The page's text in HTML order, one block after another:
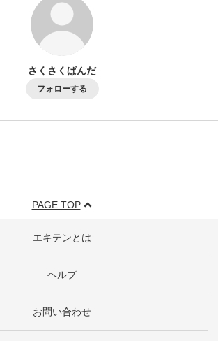
さくさくぱんだ
フォローする
PAGE TOP
エキテンとは
ヘルプ
お問い合わせ